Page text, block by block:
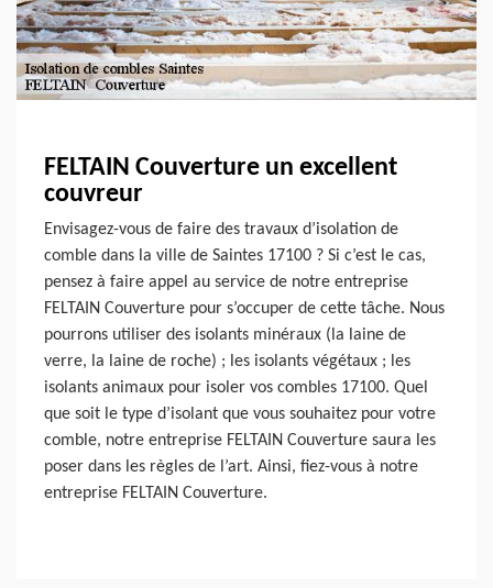
FELTAIN Couverture un excellent
couvreur
Envisagez-vous de faire des travaux d’isolation de
comble dans la ville de Saintes 17100 ? Si c’est le cas,
pensez à faire appel au service de notre entreprise
FELTAIN Couverture pour s’occuper de cette tâche. Nous
pourrons utiliser des isolants minéraux (la laine de
verre, la laine de roche) ; les isolants végétaux ; les
isolants animaux pour isoler vos combles 17100. Quel
que soit le type d’isolant que vous souhaitez pour votre
comble, notre entreprise FELTAIN Couverture saura les
poser dans les règles de l’art. Ainsi, fiez-vous à notre
entreprise FELTAIN Couverture.